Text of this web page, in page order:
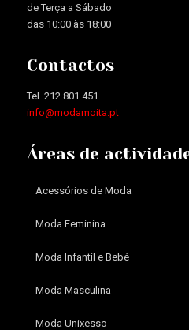
de Terça a Sábado
das 10:00 às 18:00
Contactos
Tel. 212 801 451
info@modamoita.pt
Áreas de
Acessórios de Moda
Moda Feminina
Moda Infantil e Bebé
Moda Masculina
Moda Unixesso